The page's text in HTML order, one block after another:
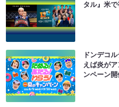
タル』米
ドンデコ
えば炎が
ンペーン